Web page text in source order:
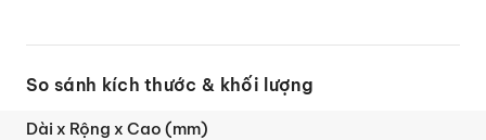
So sánh kích thước & khối lượng